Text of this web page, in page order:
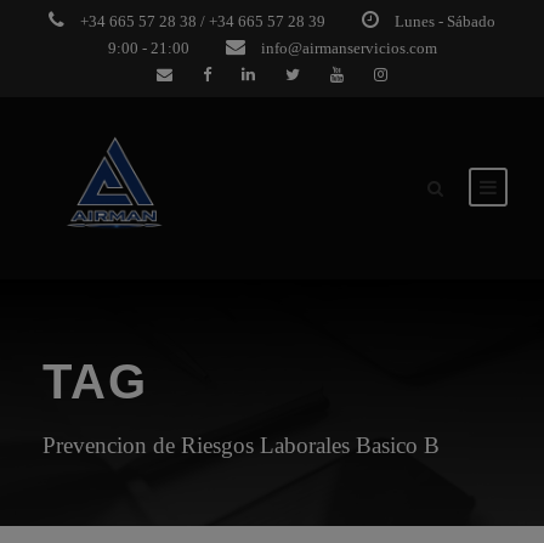
+34 665 57 28 38 / +34 665 57 28 39
Lunes - Sábado
9:00 - 21:00
info@airmanservicios.com
TAG
Prevencion de Riesgos Laborales Basico B